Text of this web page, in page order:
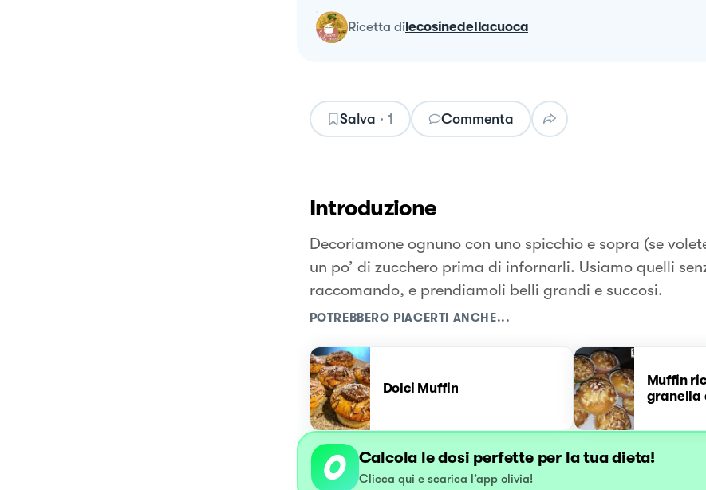
ricetta dilecosinedellacuoca
Salva · 1 Commenta
Introduzione
Decoriamone ognuno con uno spicchio e sopra (se
un po’ di zucchero prima di infornarli. Usiamo quelli
raccomando, e prendiamoli belli grandi e succosi.
POTREBBERO PIACERTI ANCHE...
Dolci Muffin
Muffin
granella
Calcola le dosi perfette per la tua dieta!
Clicca qui e scarica l’app olivia!